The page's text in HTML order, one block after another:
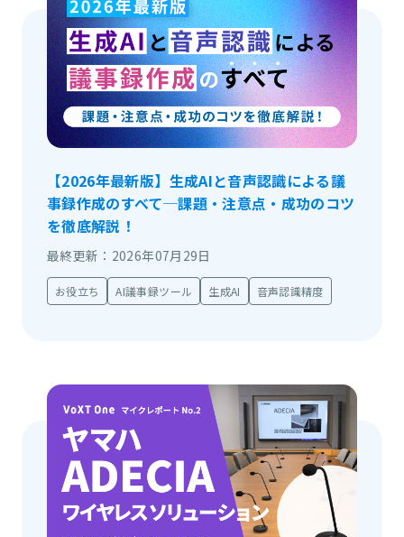
【2026年最新版】生成AIと音声認識による議
事録作成のすべて─課題・注意点・成功のコツ
を徹底解説！
最終更新：2026年07月29日
お役立ち AI議事録ツール 生成AI 音声認識精度